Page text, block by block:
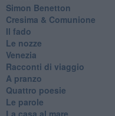
Simon Benetton
Cresima & Comunione
Il fado
Le nozze
Venezia
Racconti di viaggio
A pranzo
Quattro poesie
Le parole
La casa al mare